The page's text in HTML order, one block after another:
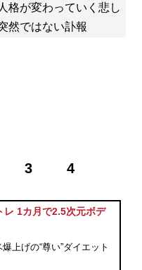
格が変わっていく悲し
然ではない訃報
3 4
研究所」編集長。人間オタク
レ 1カ月で2.5次元ボデ
爆上げの“尊い”ダイエット